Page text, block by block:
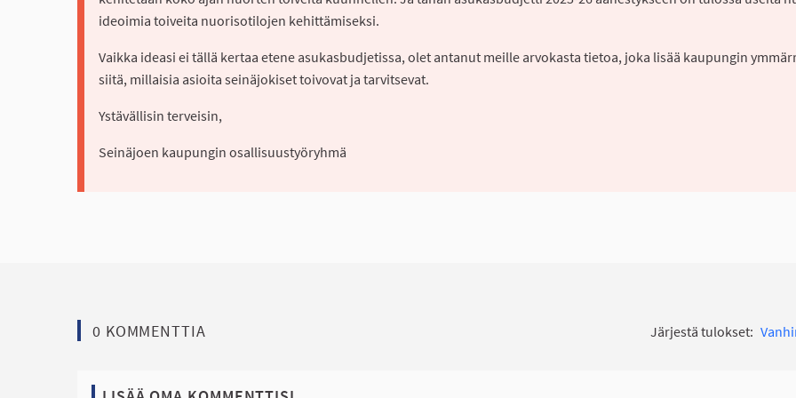
ideoimia toiveita nuorisotilojen kehittämiseksi.
Vaikka ideasi ei tällä kertaa etene asukasbudjetissa, olet antanut meille arvokasta tietoa, joka lisää kaupungin
siitä, millaisia asioita seinäjokiset toivovat ja tarvitsevat.
Ystävällisin terveisin,
Seinäjoen kaupungin osallisuustyöryhmä
0 KOMMENTTIA Järjestä tulokset: